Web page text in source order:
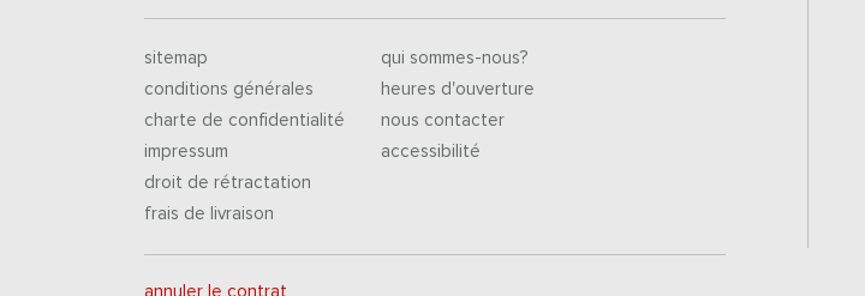
sitemap
conditions générales
charte de confidentialité
impressum
droit de rétractation
frais de livraison
qui sommes-nous?
heures d'ouverture
nous contacter
accessibilité
annuler le contrat